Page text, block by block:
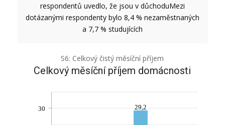
respondentů uvedlo, že jsou v důchoduMezi
dotázanými respondenty bylo 8,4 % nezaměstnaných
a 7,7 % studujících
S6: Celkový čistý měsíční příjem
Celkový měsíční příjem domácnosti
29,2
30